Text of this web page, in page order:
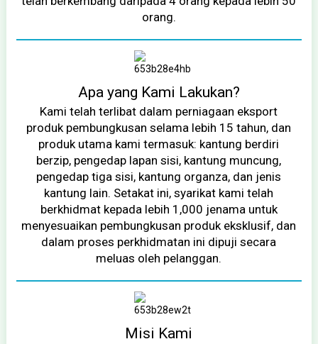
orang.
Apa yang Kami Lakukan?
Kami telah terlibat dalam perniagaan eksport
produk pembungkusan selama lebih 15 tahun, dan
produk utama kami termasuk: kantung berdiri
berzip, pengedap lapan sisi, kantung muncung,
pengedap tiga sisi, kantung organza, dan jenis
kantung lain. Setakat ini, syarikat kami telah
berkhidmat kepada lebih 1,000 jenama untuk
menyesuaikan pembungkusan produk eksklusif, dan
dalam proses perkhidmatan ini dipuji secara
meluas oleh pelanggan.
Misi Kami